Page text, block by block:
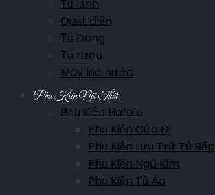
Tủ lạnh
Quạt điện
Tủ Đông
Tủ rượu
Máy lọc nước
Phụ Kiện Nội Thất
Phụ Kiện Hafele
Phụ Kiện Cửa Đi
Phụ Kiện Lưu Trữ Tủ Bếp
Phụ Kiện Ngũ Kim
Phụ Kiện Tủ Áo